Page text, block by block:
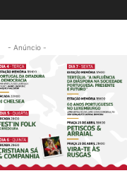
- Anúncio -